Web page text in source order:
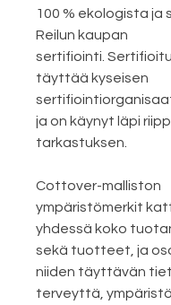
100 % ekologista ja
Reilun kaupan
sertifiointi.
täyttää kyseisen
ja on käynyt läpi
tarkastuksen.
Cottover-malliston
ympäristömerkit
yhdessä koko
sekä tuotteet, ja
niiden täyttävän
terveyttä,